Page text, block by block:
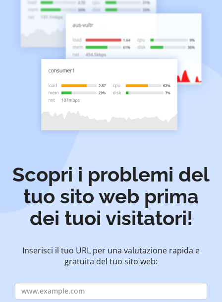
Scopri i problemi del
tuo sito web prima
dei tuoi visitatori!
Inserisci il tuo URL per una valutazione rapida e
gratuita del tuo sito web: